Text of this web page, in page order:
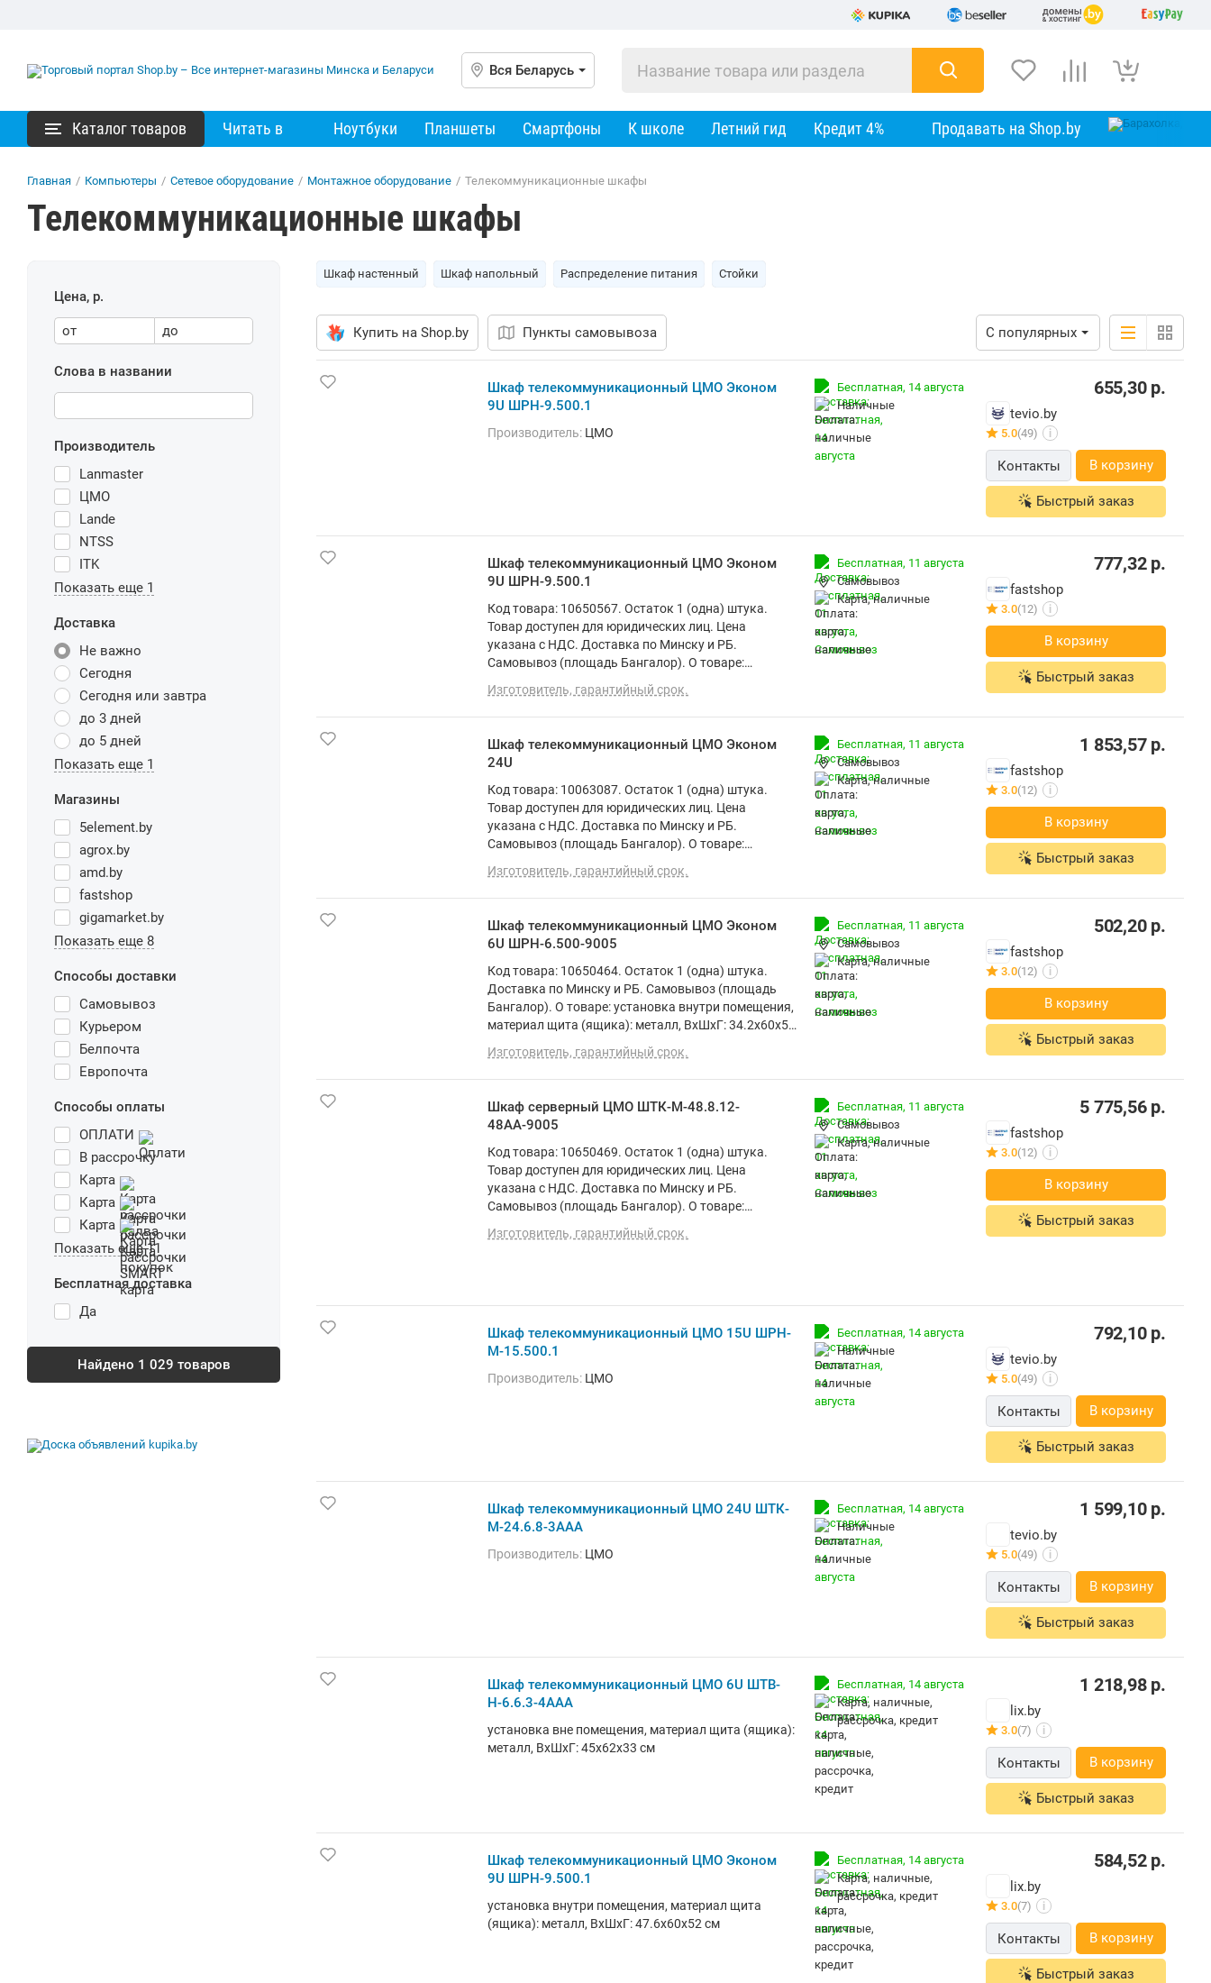
Вся Беларусь
Каталог товаров Читать в Ноутбуки Планшеты Смартфоны К школе Летний гид Кредит 4% Продавать на Shop.by
Главная / Компьютеры / Сетевое оборудование / Монтажное оборудование / Телекоммуникационные шкафы
Телекоммуникационные шкафы
Цена, р.
от до
Слова в названии
Производитель
Lanmaster
ЦМО
Lande
NTSS
ITK
Показать еще 1
Доставка
Не важно
Сегодня
Сегодня или завтра
до 3 дней
до 5 дней
Показать еще 1
Магазины
5element.by
agrox.by
amd.by
fastshop
gigamarket.by
Показать еще 8
Способы доставки
Самовывоз
Курьером
Белпочта
Европочта
Способы оплаты
ОПЛАТИ
В рассрочку
Карта
Карта
Карта
Показать еще 11
Бесплатная доставка
Да
Найдено 1 029 товаров
Шкаф настенный Шкаф напольный Распределение питания Стойки
Купить на Shop.by Пункты самовывоза С популярных
Шкаф телекоммуникационный ЦМО Эконом
9U ШРН-9.500.1
Производитель: ЦМО
Бесплатная, 14 августа
наличные
655,30р.
tevio.by
5.0(49) i
Контакты В корзину
Быстрый заказ
Шкаф телекоммуникационный ЦМО Эконом
9U ШРН-9.500.1
Код товара: 10650567. Остаток 1 (одна) штука.
Товар доступен для юридических лиц. Цена
указана с НДС. Доставка по Минску и РБ.
Самовывоз (площадь Бангалор). О товаре:
(ящика): металл, ВхШхГ: 47.6x60x52 см
Изготовитель, гарантийный срок.
Бесплатная, 11 августа
Самовывоз
карта, наличные
777,32р.
fastshop
3.0(12) i
В корзину
Быстрый заказ
Шкаф телекоммуникационный ЦМО Эконом
24U
Код товара: 10063087. Остаток 1 (одна) штука.
Товар доступен для юридических лиц. Цена
указана с НДС. Доставка по Минску и РБ.
Самовывоз (площадь Бангалор). О товаре:
стационарный, степень защиты IP20, ВхШхГ:
118.7x60x60 см
Изготовитель, гарантийный срок.
Бесплатная, 11 августа
Самовывоз
карта, наличные
1 853,57р.
fastshop
3.0(12) i
В корзину
Быстрый заказ
Шкаф телекоммуникационный ЦМО Эконом
6U ШРН-6.500-9005
Код товара: 10650464. Остаток 1 (одна) штука.
Доставка по Минску и РБ. Самовывоз (площадь
Бангалор). О товаре: установка внутри помещения,
материал щита (ящика): металл, ВхШхГ: 34.2x60x52
Изготовитель, гарантийный срок.
Бесплатная, 11 августа
Самовывоз
карта, наличные
502,20р.
fastshop
3.0(12) i
В корзину
Быстрый заказ
Шкаф серверный ЦМО ШТК-М-48.8.12-
48АА-9005
Код товара: 10650469. Остаток 1 (одна) штука.
Товар доступен для юридических лиц. Цена
указана с НДС. Доставка по Минску и РБ.
Самовывоз (площадь Бангалор). О товаре:
стационарный, материал щита (ящика): металл,
Изготовитель, гарантийный срок.
Бесплатная, 11 августа
Самовывоз
карта, наличные
5 775,56р.
fastshop
3.0(12) i
В корзину
Быстрый заказ
Шкаф телекоммуникационный ЦМО 15U ШРН-
М-15.500.1
Производитель: ЦМО
Бесплатная, 14 августа
наличные
792,10р.
tevio.by
5.0(49) i
Контакты В корзину
Быстрый заказ
Шкаф телекоммуникационный ЦМО 24U ШТК-
М-24.6.8-3ААА
Производитель: ЦМО
Бесплатная, 14 августа
наличные
1 599,10р.
tevio.by
5.0(49) i
Контакты В корзину
Быстрый заказ
Шкаф телекоммуникационный ЦМО 6U ШТВ-
Н-6.6.3-4ААА
установка вне помещения, материал щита (ящика):
металл, ВхШхГ: 45x62x33 см
Бесплатная, 14 августа
карта, наличные,
рассрочка, кредит
1 218,98р.
lix.by
3.0(7) i
Контакты В корзину
Быстрый заказ
Шкаф телекоммуникационный ЦМО Эконом
9U ШРН-9.500.1
установка внутри помещения, материал щита
(ящика): металл, ВхШхГ: 47.6x60x52 см
Бесплатная, 14 августа
карта, наличные,
рассрочка, кредит
584,52р.
lix.by
3.0(7) i
Контакты В корзину
Быстрый заказ